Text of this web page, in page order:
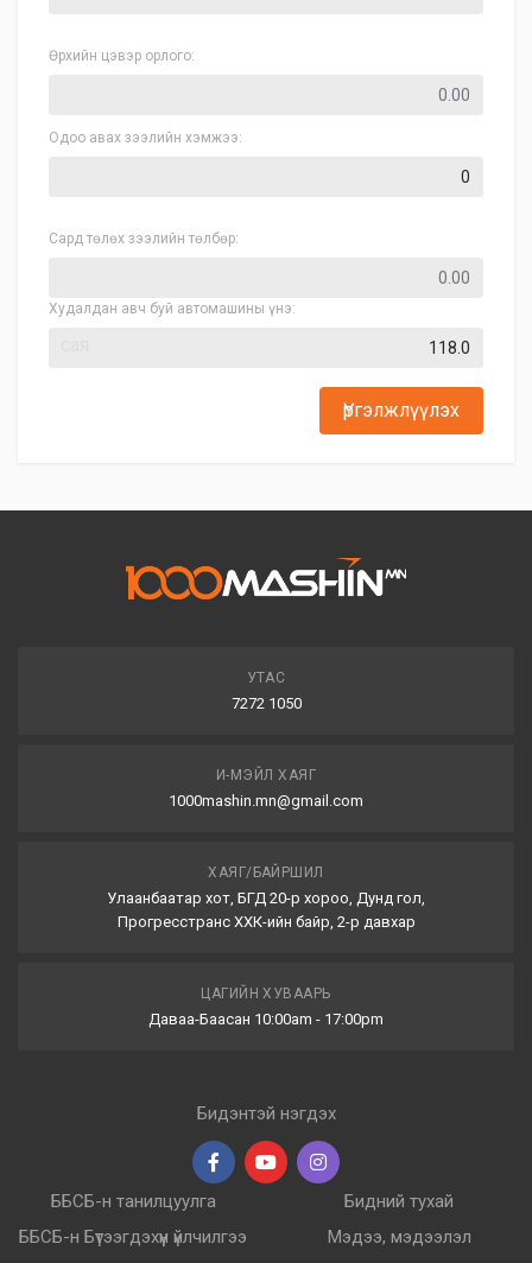
Өрхийн цэвэр орлого:
Одоо авах зээлийн хэмжээ:
Сард төлөх зээлийн төлбөр:
Худалдан авч буй автомашины үнэ:
Үргэлжлүүлэх
УТАС
7272 1050
И-МЭЙЛ ХАЯГ
1000mashin.mn@gmail.com
ХАЯГ/БАЙРШИЛ
Улаанбаатар хот, БГД 20-р хороо, Дунд гол,
Прогресстранс ХХК-ийн байр, 2-р давхар
ЦАГИЙН ХУВААРЬ
Даваа-Баасан 10:00am - 17:00pm
Бидэнтэй нэгдэх
ББСБ-н танилцуулга
ББСБ-н Бүтээгдэхүүн үйлчилгээ
Бидний тухай
Мэдээ, мэдээлэл